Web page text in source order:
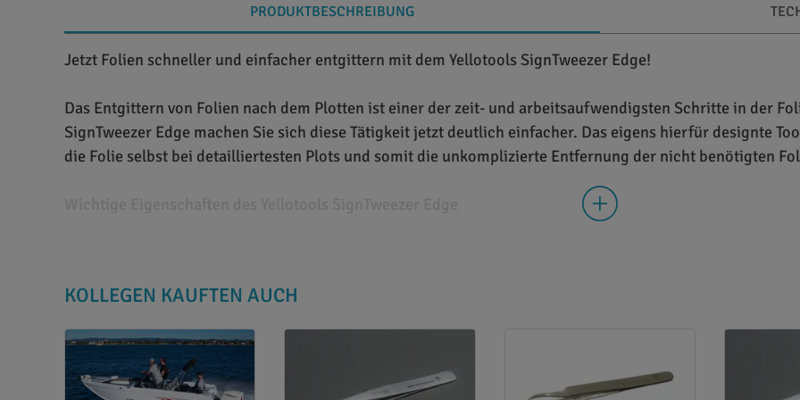
PRODUKTBESCHREIBUNG
Jetzt Folien schneller und einfacher entgittern mit dem Yellotools SignTweezer Edge!
Das Entgittern von Folien nach dem Plotten ist einer der zeit- und arbeitsaufwendigsten Schritte in der
SignTweezer Edge machen Sie sich diese Tätigkeit jetzt deutlich einfacher. Das eigens hierfür designte
die Folie selbst bei detailliertesten Plots und somit die unkomplizierte Entfernung der nicht benötigten
schnelles und präzises Eintauchen in die Folienoberfläche erlauben. Auf diese Weise vereinfacht der
sehr feinen Details von Folienplots. Der Yellotools SignTweezer Edge eignet sich hervorragend sowohl für
Transferfolien wie Flex- und Flockfolien. Er verfügt über eine ausgewogene Vorspannung und ist
der Hand und es kommt bei der Arbeit nicht zu Ermüdungserscheinungen.
KOLLEGEN KAUFTEN AUCH